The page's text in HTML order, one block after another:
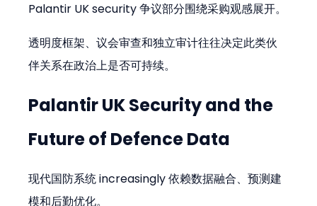
Palantir UK security 争议部分围绕采购观感展开。
透明度框架、议会审查和独立审计往往决定此类伙
伴关系在政治上是否可持续。
Palantir UK Security and the
Future of Defence Data
现代国防系统 increasingly 依赖数据融合、预测建
模和后勤优化。